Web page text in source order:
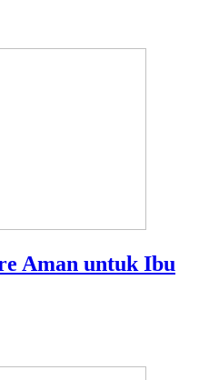
Aman untuk Ibu